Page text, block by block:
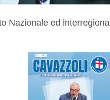
Nazionale ed